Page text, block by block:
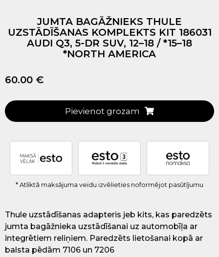
JUMTA BAGĀŽNIEKS THULE
UZSTĀDĪŠANAS KOMPLEKTS KIT 186031
AUDI Q3, 5-DR SUV, 12–18 / *15–18
*NORTH AMERICA
60.00 €
Pievienot grozam
* Atliktā maksājuma veidu izvēlieties noformējot pasūtījumu
Thule uzstādīšanas adapteris jeb kits, kas paredzēts
jumta bagāžnieka uzstādīšanai uz automobīļa ar
integrētiem reliņiem. Paredzēts lietošanai kopā ar
balsta pēdām 7106 un 7206